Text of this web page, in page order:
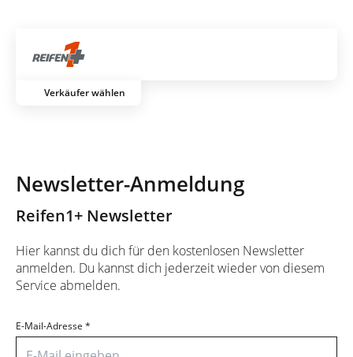
Verkäufer wählen
Newsletter-Anmeldung
Reifen1+ Newsletter
Hier kannst du dich für den kostenlosen Newsletter
anmelden. Du kannst dich jederzeit wieder von diesem
Service abmelden.
E-Mail-Adresse *